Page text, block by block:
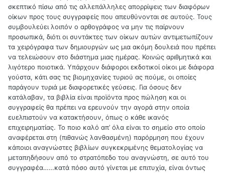
σκεπτικό πίσω από τις αλλεπάλληλες απορρίψεις των διαφόρων
οίκων προς τους συγγραφείς που απευθύνονται σε αυτούς. Τους
συμβουλεύει λοιπόν ο αρθογράφος να μην τις παίρνουν
προσωπικά, διότι οι συντάκτες των οίκων αυτών αντιμετωπίζουν
τα χειρόγραφα των δημιουργών ως μια ακόμη δουλειά που πρέπει
να τελειώσουν στο διάστημα μιας ημέρας. Κοινώς αριθμητικά και
λιγότερο ποιοτικά. Υπάρχουν διάφοροι εκδοτικοί οίκοι με διάφορα
γούστα, κάτι σας τις βιομηχανίες τυριού ας πούμε, οι οποίες
παράγουν τυριά με διαφορετικές γεύσεις. Για όσους δεν
κατάλαβαν, τα βιβλία είναι προϊόντα προς πώληση και οι
συγγραφείς θα πρέπει να ερευνούν την αγορά στην οποία
ευελπιστούν να κατακτήσουν, όπως ο κάθε ικανός
επιχειρηματίας. Το ποιο καλό απ’ όλα είναι το σημείο στο οποίο
αναφέρεται στη (πιθανώς λανθασμένη) παρόρμηση που έχουν
κάποιοι αναγνώστες βιβλίων συγκεκριμένης θεματολογίας να
μεταπηδήσουν από το στρατόπεδο του αναγνώστη, σε αυτό του
συγγραφέα……κατά πόσο αυτό γίνεται με επιτυχία, είναι όντως